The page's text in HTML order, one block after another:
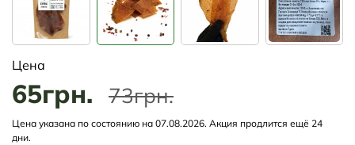
Цена
65грн. 73грн.
Цена указана по состоянию на 07.08.2026. Акция продлится ещё 24
дни.